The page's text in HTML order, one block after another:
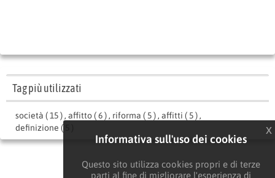
Tag più utilizzati
società ( 15 ), affitto ( 6 ), riforma ( 5 ), affitti ( 5 ),
definizione ( 5 )
Informativa sull'uso dei cookies
Questo sito utilizza cookies propri e di terze
parti al fine di migliorare l'esperienza di
x